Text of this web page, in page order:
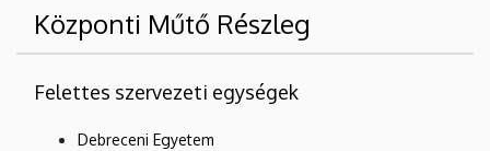
Központi Műtő Részleg
Felettes szervezeti egységek
Debreceni Egyetem